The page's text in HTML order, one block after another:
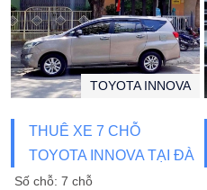
THUÊ XE 7 CHỖ
TOYOTA INNOVA TẠI ĐÀ
NẴNG
TOYOTA INNOVA
Số chỗ: 7 chỗ